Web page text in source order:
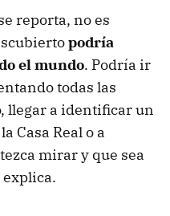
reporta, no es
podría
el mundo. Podría ir
todas las
llegar a identificar un
Casa Real o a
mirar y que sea
explica.